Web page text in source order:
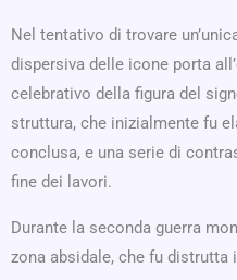
Nel tentativo di trovare
dispersiva delle icone porta
celebrativo della figura del
struttura, che inizialmente fu
conclusa, e una serie di
fine dei lavori.
Durante la seconda guerra
zona absidale, che fu